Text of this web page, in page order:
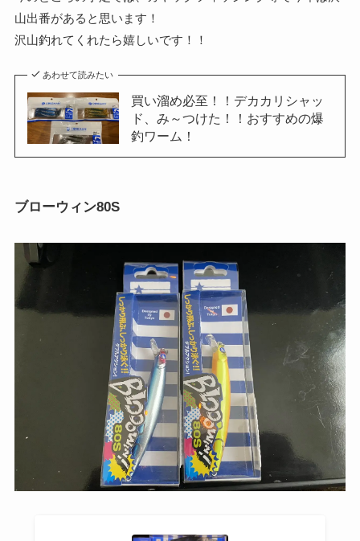
山出番があると思います！
沢山釣れてくれたら嬉しいです！！
あわせて読みたい
買い溜め必至！！デカカリシャッ
ド、み～つけた！！おすすめの爆
釣ワーム！
ブローウィン80S